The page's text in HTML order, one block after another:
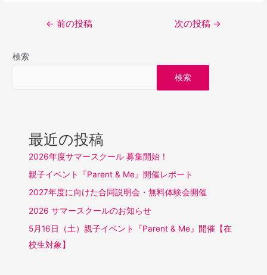
ン
← 前の投稿 次の投稿 →
検索
検索
最近の投稿
2026年度サマースクール 募集開始！
親子イベント『Parent & Me』開催レポート
2027年度に向けた合同説明会・無料体験会開催
2026 サマースクールのお知らせ
5月16日（土）親子イベント『Parent & Me』開催【在
校生対象】